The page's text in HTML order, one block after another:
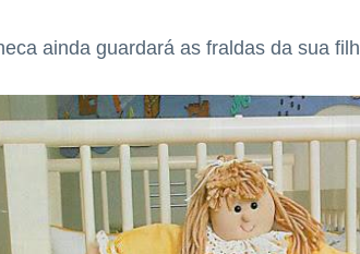
ainda guardará as fraldas da sua